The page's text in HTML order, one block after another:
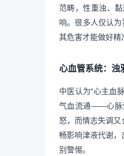
范畴，性重浊、
响。很多人仅认
其危害才能做好精
心血管系统：浊
中医认为“心主血
气血流通——心脉
怒，而情志失调
畅影响津液代谢
别警惕。